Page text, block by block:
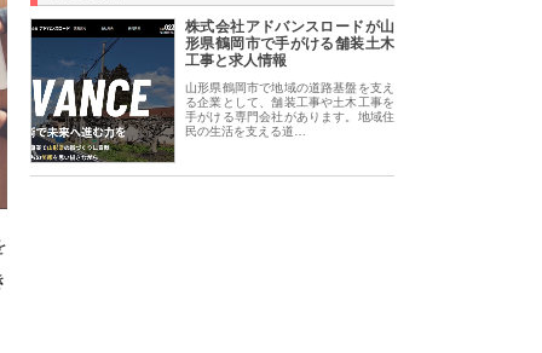
株式会社アドバンスロードが山
形県鶴岡市で手がける舗装土木
工事と求人情報
山形県鶴岡市で地域の道路基盤を支え
る企業として、舗装工事や土木工事を
手がける専門会社があります。地域住
民の生活を支える道…